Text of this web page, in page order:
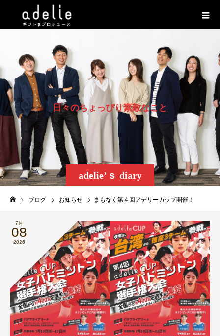
adelie’ｓ diary
日々のちょ っぴり素敵なこ と
ブログ お知らせ まもなく第４回アデリーカップ開催！
7月
08
2026